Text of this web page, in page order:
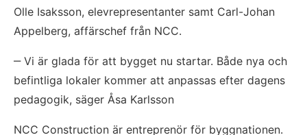
Olle Isaksson, elevrepresentanter samt Carl-Johan
Appelberg, affärschef från NCC.
‒ Vi är glada för att bygget nu startar. Både nya och
befintliga lokaler kommer att anpassas efter dagens
pedagogik, säger Åsa Karlsson
NCC Construction är entreprenör för byggnationen.